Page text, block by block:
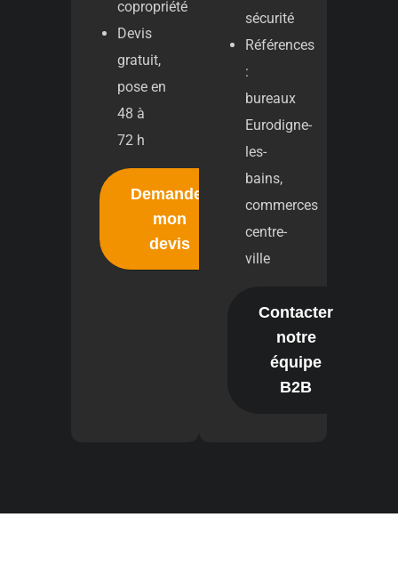
copropriété
Devis
gratuit,
pose en
48 à
72 h
Demander
mon
devis
sécurité
Références
:
bureaux
Eurodigne-
les-
bains,
commerces
centre-
ville
Contacter
notre
équipe
B2B